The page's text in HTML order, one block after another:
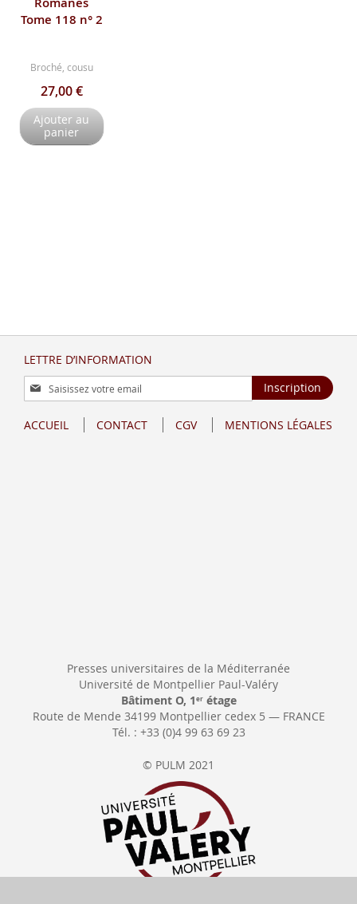
Tome 118 n° 2
Broché, cousu
27,00 €
Ajouter au
panier
LETTRE D’INFORMATION
Inscription
à
lettre
Inscription
ACCUEIL CONTACT CGV MENTIONS LÉGALES
Presses universitaires de la Méditerranée
Université de Montpellier Paul-Valéry
Bâtiment O, 1 erétage
Route de Mende 34199 Montpellier cedex 5 — FRANCE
Tél. : +33 (0)4 99 63 69 23
© PULM 2021